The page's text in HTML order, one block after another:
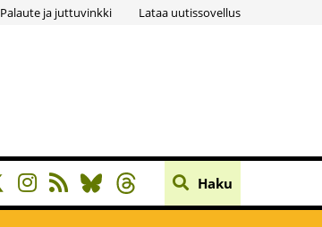
Palaute ja juttuvinkki Lataa uutissovellus
Haku